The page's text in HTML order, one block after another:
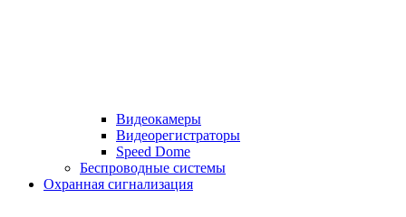
Видеокамеры
Видеорегистраторы
Speed Dome
Беспроводные системы
Охранная сигнализация